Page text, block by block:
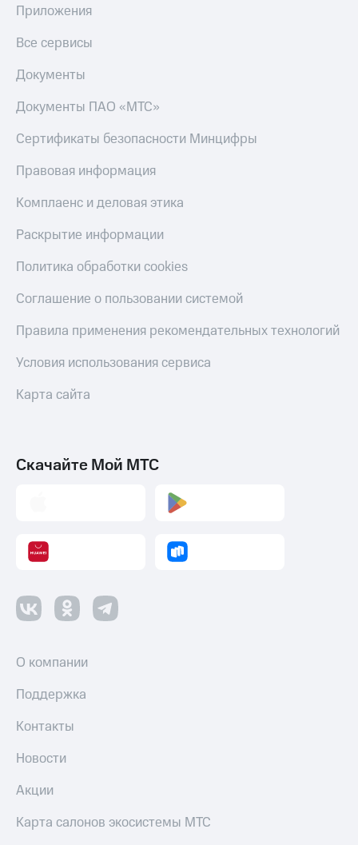
Приложения
Все сервисы
Документы
Документы ПАО «МТС»
Сертификаты безопасности Минцифры
Правовая информация
Комплаенс и деловая этика
Раскрытие информации
Политика обработки cookies
Соглашение о пользовании системой
Правила применения рекомендательных технологий
Условия использования сервиса
Карта сайта
Скачайте Мой МТС
О компании
Поддержка
Контакты
Новости
Акции
Карта салонов экосистемы МТС